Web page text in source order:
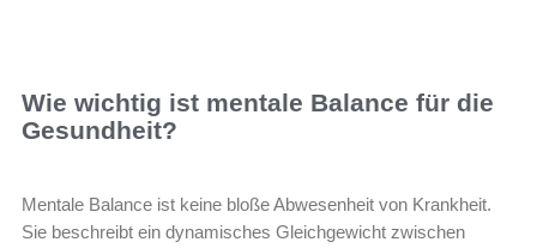
Wie wichtig ist mentale Balance für die
Gesundheit?
Mentale Balance ist keine bloße Abwesenheit von Krankheit.
Sie beschreibt ein dynamisches Gleichgewicht zwischen